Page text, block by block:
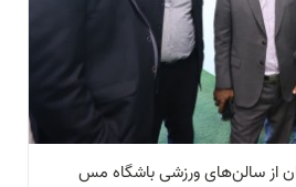
از سالن‌های ورزشی باشگاه مس